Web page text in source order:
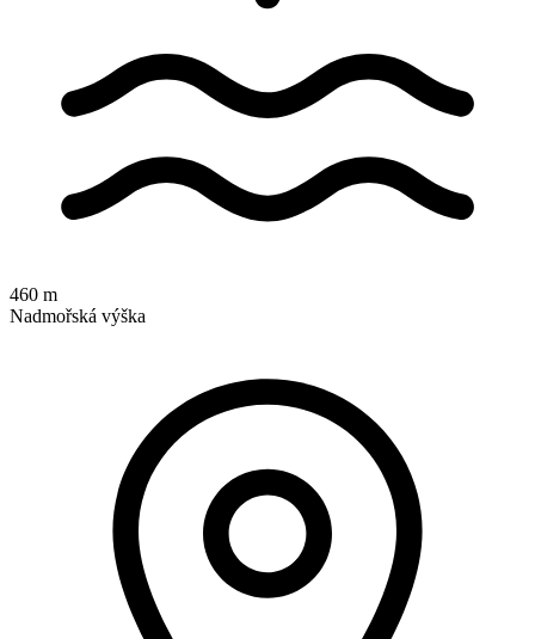
460 m
Nadmořská výška